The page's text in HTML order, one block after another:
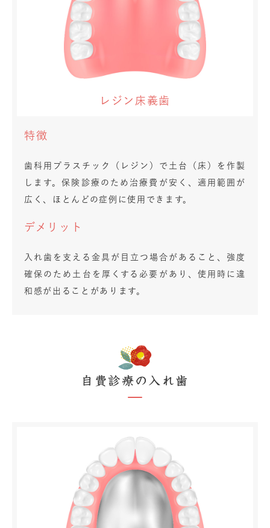
レジン床義歯
特徴
歯科用プラスチック（レジン）で土台（床）を作製
します。保険診療のため治療費が安く、適用範囲が
広く、ほとんどの症例に使用できます。
デメリット
入れ歯を支える金具が目立つ場合があること、強度
確保のため土台を厚くする必要があり、使用時に違
和感が出ることがあります。
自費診療の入れ歯